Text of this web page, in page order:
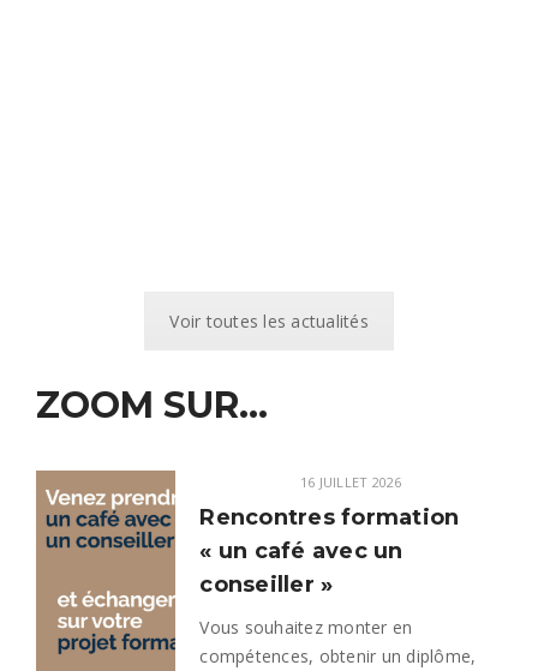
Voir toutes les actualités
ZOOM SUR...
16 JUILLET 2026
Rencontres formation
« un café avec un
conseiller »
Vous souhaitez monter en
compétences, obtenir un diplôme,